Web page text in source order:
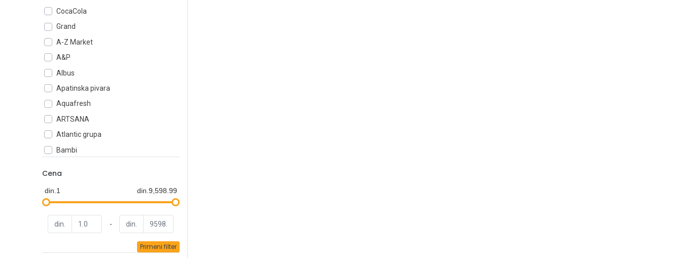
CocaCola
Grand
A-Z Market
A&P
Albus
Apatinska pivara
Aquafresh
ARTSANA
Atlantic grupa
Bambi
Carlsberg Srbija
Cena
din.1 din.9,598.99
din. - din.
Primeni filter